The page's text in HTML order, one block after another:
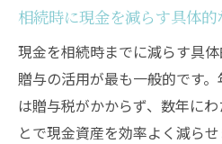
相続税対策と不動産
不動産相続で現金と
相続税対策できる不
相続時に現金を減らす具体的
現金を相続時までに減らす具
贈与の活用が最も一般的です
は贈与税がかからず、数年に
とで現金資産を効率よく減ら